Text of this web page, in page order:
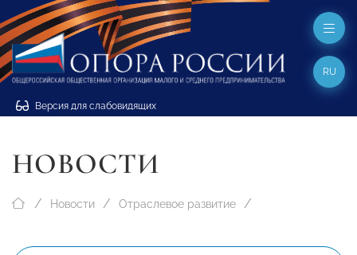
Версия для слабовидящих
RU
НОВОСТИ
Новости Отраслевое развитие